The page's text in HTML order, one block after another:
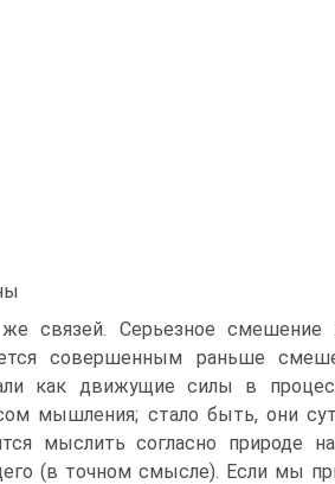
связей. Серьезное
совершенным раньше
как движущие силы в
мышления; стало быть, они
мыслить согласно природе
(в точном смысле). Если мы